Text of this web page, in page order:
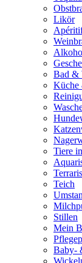
Likör
Bad &
Küche
Tiere
Teich
Stillen
Mein
Baby-